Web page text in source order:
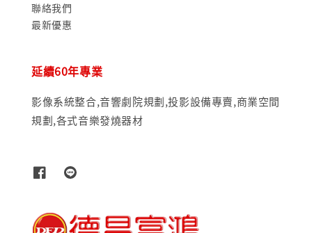
聯絡我們
最新優惠
延續60年專業
影像系統整合,音響劇院規劃,投影設備專賣,商業空間
規劃,各式音樂發燒器材